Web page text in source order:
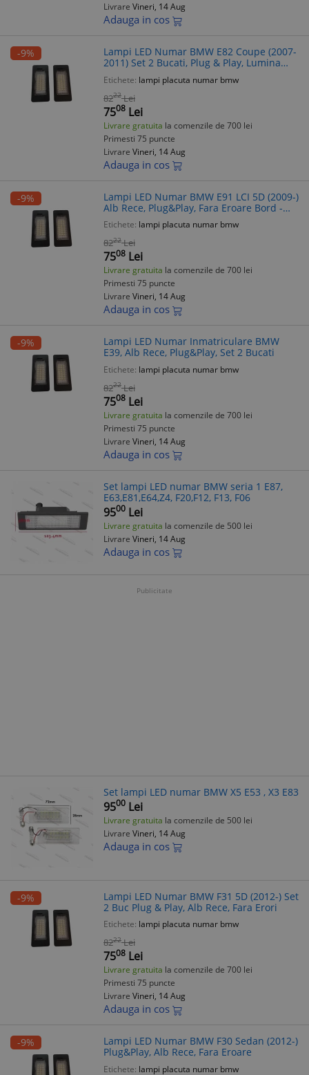
Livrare Vineri, 14 Aug
Adauga in cos
-9%
Lampi LED Numar BMW E82 Coupe (2007-
2011) Set 2 Bucati, Plug & Play, Lumina
Alba Rece, Durabile, Rezistente Intemperii
Etichete: lampi placuta numar bmw
8222 Lei
7508 Lei
Livrare gratuita la comenzile de 700 lei
Primesti 75 puncte
Livrare Vineri, 14 Aug
Adauga in cos
-9%
Lampi LED Numar BMW E91 LCI 5D (2009-)
Alb Rece, Plug&Play, Fara Eroare Bord -
Set 2 Bucati
Etichete: lampi placuta numar bmw
8222 Lei
7508 Lei
Livrare gratuita la comenzile de 700 lei
Primesti 75 puncte
Livrare Vineri, 14 Aug
Adauga in cos
-9%
Lampi LED Numar Inmatriculare BMW
E39, Alb Rece, Plug&Play, Set 2 Bucati
Etichete: lampi placuta numar bmw
8222 Lei
7508 Lei
Livrare gratuita la comenzile de 700 lei
Primesti 75 puncte
Livrare Vineri, 14 Aug
Adauga in cos
Set lampi LED numar BMW seria 1 E87,
E63,E81,E64,Z4, F20,F12, F13, F06
9500 Lei
Livrare gratuita la comenzile de 500 lei
Livrare Vineri, 14 Aug
Adauga in cos
Publicitate
Set lampi LED numar BMW X5 E53 , X3 E83
9500 Lei
Livrare gratuita la comenzile de 500 lei
Livrare Vineri, 14 Aug
Adauga in cos
-9%
Lampi LED Numar BMW F31 5D (2012-) Set
2 Buc Plug & Play, Alb Rece, Fara Erori
Etichete: lampi placuta numar bmw
8222 Lei
7508 Lei
Livrare gratuita la comenzile de 700 lei
Primesti 75 puncte
Livrare Vineri, 14 Aug
Adauga in cos
-9%
Lampi LED Numar BMW F30 Sedan (2012-)
Plug&Play, Alb Rece, Fara Eroare
Etichete: lampi placuta numar bmw